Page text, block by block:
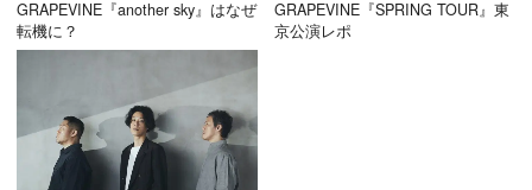
GRAPEVINE『another sky』はなぜ
転機に？
GRAPEVINE『SPRING TOUR』東
京公演レポ